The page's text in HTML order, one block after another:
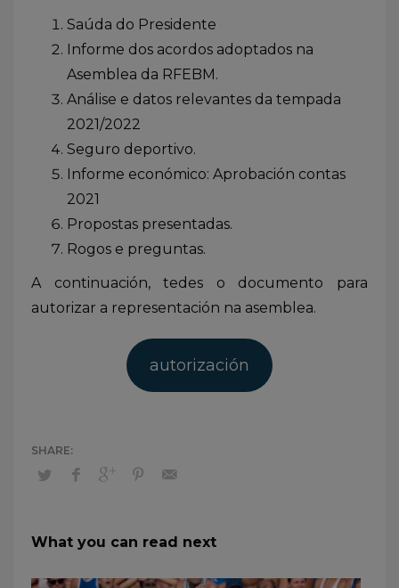
Saúda do Presidente
Informe dos acordos adoptados na
Asemblea da RFEBM.
Análise e datos relevantes da tempada
2021/2022
Seguro deportivo.
Informe económico: Aprobación contas
2021
Propostas presentadas.
Rogos e preguntas.
A continuación, tedes o documento para
autorizar a representación na asemblea.
autorización
What you can read next